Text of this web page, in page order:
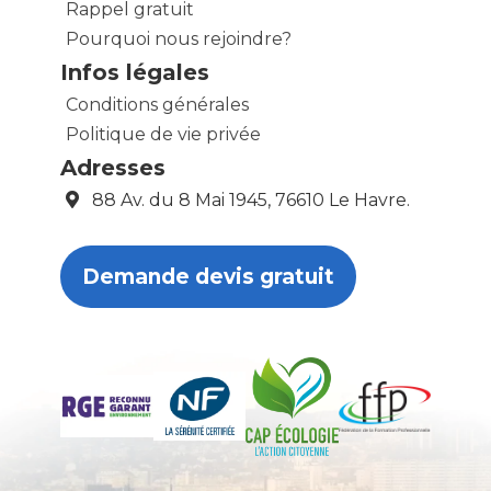
Rappel gratuit
Pourquoi nous rejoindre?
Infos légales
Conditions générales
Politique de vie privée
Adresses
88 Av. du 8 Mai 1945, 76610 Le Havre.
Demande devis gratuit